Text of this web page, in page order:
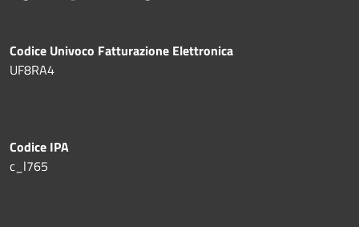
Codice Univoco Fatturazione Elettronica
UF8RA4
Codice IPA
c_l765